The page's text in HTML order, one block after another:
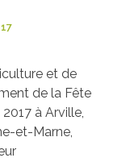
et de
de la Fête
à Arville,
et-Marne,